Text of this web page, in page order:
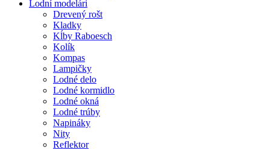
Lodní modelári
Drevený rošt
Kladky
Kĺby Raboesch
Kolík
Kompas
Lampičky
Lodné delo
Lodné kormidlo
Lodné okná
Lodné trúby
Napináky
Nity
Reflektor